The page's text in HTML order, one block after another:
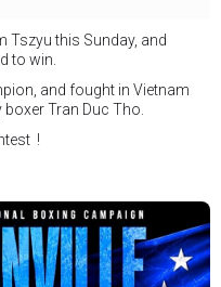
Tszyu this Sunday, and
to win.
and fought in Vietnam
Tran Duc Tho.
!